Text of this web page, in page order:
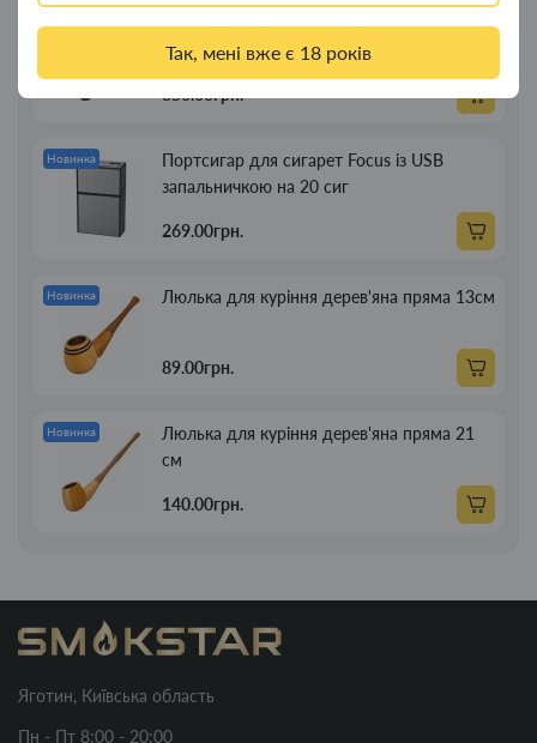
Так, мені вже є 18 років
Ковпак для водного "Граната Ф1" - ковпак
композит
350.00грн.
Новинка
Портсигар для сигарет Focus із USB
запальничкою на 20 сиг
269.00грн.
Новинка Люлька для куріння дерев'яна пряма 13см
89.00грн.
Новинка
Люлька для куріння дерев'яна пряма 21
см
140.00грн.
Яготин, Київська область
Пн - Пт 8:00 - 20:00